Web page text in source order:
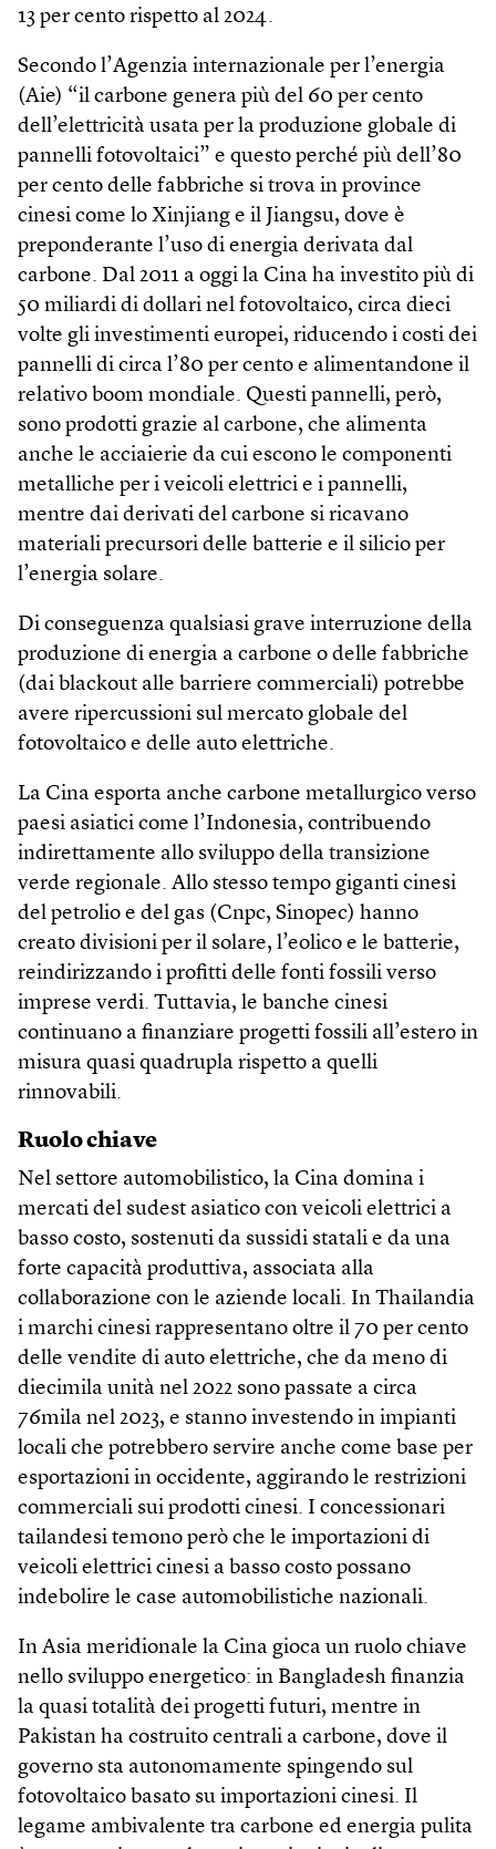
13 per cento rispetto al 2024.
Secondo l’Agenzia internazionale per l’energia
(Aie) “il carbone genera più del 60 per cento
dell’elettricità usata per la produzione globale di
pannelli fotovoltaici” e questo perché più dell’80
per cento delle fabbriche si trova in province
cinesi come lo Xinjiang e il Jiangsu, dove è
preponderante l’uso di energia derivata dal
carbone. Dal 2011 a oggi la Cina ha investito più di
50 miliardi di dollari nel fotovoltaico, circa dieci
volte gli investimenti europei, riducendo i costi dei
pannelli di circa l’80 per cento e alimentandone il
relativo boom mondiale. Questi pannelli, però,
sono prodotti grazie al carbone, che alimenta
anche le acciaierie da cui escono le componenti
metalliche per i veicoli elettrici e i pannelli,
mentre dai derivati del carbone si ricavano
materiali precursori delle batterie e il silicio per
l’energia solare.
Di conseguenza qualsiasi grave interruzione della
produzione di energia a carbone o delle fabbriche
(dai blackout alle barriere commerciali) potrebbe
avere ripercussioni sul mercato globale del
fotovoltaico e delle auto elettriche.
La Cina esporta anche carbone metallurgico verso
paesi asiatici come l’Indonesia, contribuendo
indirettamente allo sviluppo della transizione
verde regionale. Allo stesso tempo giganti cinesi
del petrolio e del gas (Cnpc, Sinopec) hanno
creato divisioni per il solare, l’eolico e le batterie,
reindirizzando i profitti delle fonti fossili verso
imprese verdi. Tuttavia, le banche cinesi
continuano a finanziare progetti fossili all’estero in
misura quasi quadrupla rispetto a quelli
rinnovabili.
Ruolo chiave
Nel settore automobilistico, la Cina domina i
mercati del sudest asiatico con veicoli elettrici a
basso costo, sostenuti da sussidi statali e da una
forte capacità produttiva, associata alla
collaborazione con le aziende locali. In Thailandia
i marchi cinesi rappresentano oltre il 70 per cento
delle vendite di auto elettriche, che da meno di
diecimila unità nel 2022 sono passate a circa
76mila nel 2023, e stanno investendo in impianti
locali che potrebbero servire anche come base per
esportazioni in occidente, aggirando le restrizioni
commerciali sui prodotti cinesi. I concessionari
tailandesi temono però che le importazioni di
veicoli elettrici cinesi a basso costo possano
indebolire le case automobilistiche nazionali.
In Asia meridionale la Cina gioca un ruolo chiave
nello sviluppo energetico: in Bangladesh finanzia
la quasi totalità dei progetti futuri, mentre in
Pakistan ha costruito centrali a carbone, dove il
governo sta autonomamente spingendo sul
fotovoltaico basato su importazioni cinesi. Il
legame ambivalente tra carbone ed energia pulita